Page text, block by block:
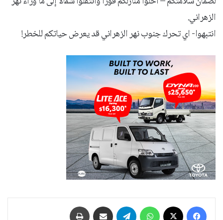
الزهراني.
‏انتبهوا- اي تحرك جنوب نهر الزهراني قد يعرض حياتكم للخطر!
فيسبوك واتساب تيلقرام مشاركة عبر البريد